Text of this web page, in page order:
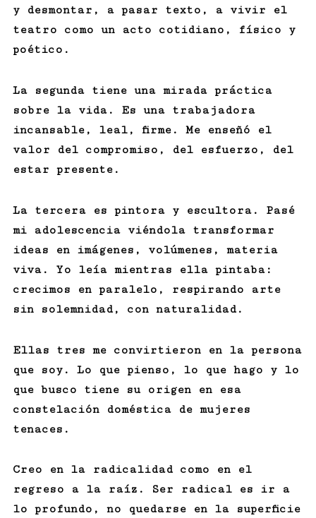
y desmontar, a pasar texto, a vivir el
teatro como un acto cotidiano, físico y
poético.
La segunda tiene una mirada práctica
sobre la vida. Es una trabajadora
incansable, leal, firme. Me enseñó el
valor del compromiso, del esfuerzo, del
estar presente.
La tercera es pintora y escultora. Pasé
mi adolescencia viéndola transformar
ideas en imágenes, volúmenes, materia
viva. Yo leía mientras ella pintaba:
crecimos en paralelo, respirando arte
sin solemnidad, con naturalidad.
Ellas tres me convirtieron en la persona
que soy. Lo que pienso, lo que hago y lo
que busco tiene su origen en esa
constelación doméstica de mujeres
tenaces.
Creo en la radicalidad como en el
regreso a la raíz. Ser radical es ir a
lo profundo, no quedarse en la superficie